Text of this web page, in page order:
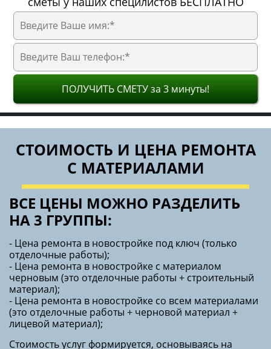
- Цена ремонта в новостройке под ключ (только
отделочные работы);
- Цена ремонта в новостройке с материалом
черновым (это отделочные работы + строительный
материал);
- Цена ремонта в новостройке со всем материалами
(это отделочные работы + черновой материал +
лицевой материал);
Стоимость услуг формируется, основываясь на
прайс-листе компании. В документе указаны
базовые цены, а они могут изменяться в силу
действующих акций и скидок. Для расчета
воспользуйтесь онлайн-калькулятором или
вызовите на дом замерщика. Мы также предлагаем
несколько вариантов сотрудничества.
строительные работы
работы + черновой материал
работы + черновой и лицевой материал